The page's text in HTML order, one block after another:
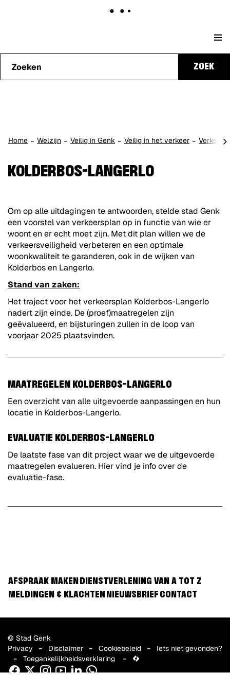
Genk
kunnen
we je
ZOEK
Home Welzijn Veilig in Genk Veilig in het verkeer
KOLDERBOS-LANGERLO
Om op alle uitdagingen te antwoorden, stelde stad Genk
een voorstel van verkeersplan op in functie van wie er
woont en er echt moet zijn. Met dit plan willen we de
verkeersveiligheid verbeteren en een optimale
woonkwaliteit te garanderen, ook in de wijken van
Kolderbos en Langerlo.
Stand van zaken:
Het traject voor het verkeersplan Kolderbos-Langerlo
nadert zijn einde. De (proef)maatregelen zijn
geëvalueerd, en bijsturingen zullen in de loop van
voorjaar 2025 plaatsvinden.
MAATREGELEN KOLDERBOS-LANGERLO
Een overzicht van alle uitgevoerde aanpassingen en hun
locatie in Kolderbos-Langerlo.
EVALUATIE KOLDERBOS-LANGERLO
De laatste fase van dit project waar we de uitgevoerde
maatregelen evalueren. Hier vind je info over de
evaluatie-fase.
AFSPRAAK MAKEN
DIENSTVERLENING VAN A TOT Z
MELDINGEN & KLACHTEN
NIEUWSBRIEF CONTACT
© Stad Genk
Privacy
Disclaimer Cookiebeleid
Iets niet gevonden?
Toegankelijkheidsverklaring
Facebook
TwitterInstagramYoutubeLinkedinWhatsApp